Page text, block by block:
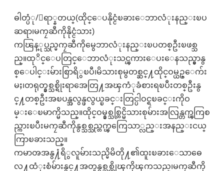
ဓါတ္ပံု/ေရာ္နတယ္(ထိုင္ေပနိုင္ငံၿခားေဘာလံုးနည္းၿပ
ဆရာ၊မကၠဆီကိုနိုင္ငံသား)
ကၽြန္ုပ္သည္မကၠဆီကိုမွေဘာလံုးနည္းၿပတစ္ဦးၿဖစ္သ
ည္။ထုိင္ေပတြင္ေဘာလံုးသင္ၾကားေပးေနသည္မွာနွ
စ္ေပါင္းမ်ားစြာရိွၿပီ၊မိသားစုမွတစ္ဆင္႔ထိုင္ဝမ္ယဥ္ေက်း
မႈ၊တရုတ္နွစ္သစ္ရိုးရာအေတြ႔အၾကံုခံစားရၿပီးတစ္ဦးနွ
င္႔တစ္ဦးအၿပန္အလွန္ဖလွယ္ၿခင္းတြင္ပါဝင္ရၿခင္းကိုဝ
မ္းေၿမာက္မိသည္။ထိုင္ဝမ္နွစ္သစ္တြင္မိသားစုမ်ားအလြန္တက္ၾကြစ
ည္ကားၿပီးမကၠဆီကိုနွစ္သစ္သည္တက္ၾကြေသာ္လည္းအနည္းငယ္
ကြာၿခားသည္။
ကမာၻအနွ႔ံရိွလူမ်ားသည္မိမိတို႔၏ထူးၿခားေသာဓေ
လ႔ထံုးစံမ်ားနွင္႔အတူနွစ္သစ္ကိုၾကိုၾကသည္၊မကၠဆီကို